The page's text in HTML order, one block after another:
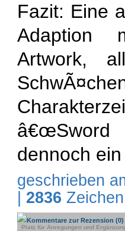
Fazit: Eine
Adaption
Artwork,
â€œSword
dennoch
geschrieben
2836 Zeichen
Kommentare zur Rezension (0)
Platz für Anregungen und